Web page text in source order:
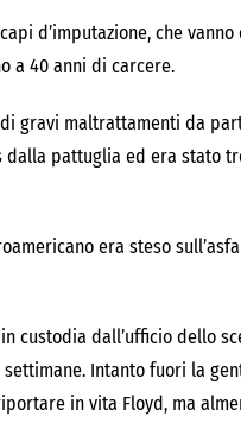
d’imputazione, che vanno
a 40 anni di carcere.
gravi maltrattamenti da
dalla pattuglia ed era stato
era steso
custodia dall’ufficio dello
Intanto fuori la
in vita Floyd, ma